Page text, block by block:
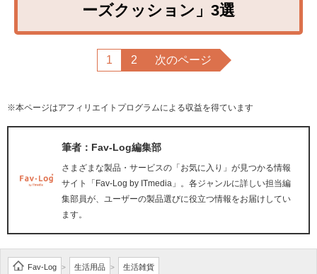
ーズクッション」3選
1 2 次のページ
※本ページはアフィリエイトプログラムによる収益を得ています
筆者：Fav-Log編集部
さまざまな製品・サービスの「お気に入り」が見つかる情報
サイト「Fav-Log by ITmedia」。各ジャンルに詳しい担当編
集部員が、ユーザーの製品選びに役立つ情報をお届けしてい
ます。
Fav-Log > 生活用品 > 生活雑貨